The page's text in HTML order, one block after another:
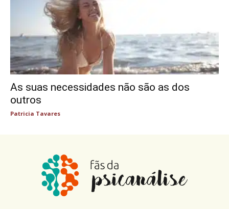
As suas necessidades não são as dos
outros
Patricia Tavares